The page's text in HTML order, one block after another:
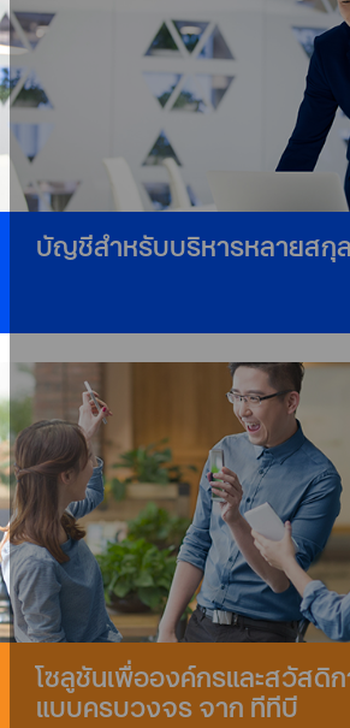
บัญชีสำหรับบริหารหลายสกุ
โซลูชันเพื่อองค์กรและสวัสดิ
แบบครบวงจร จาก ทีทีบี